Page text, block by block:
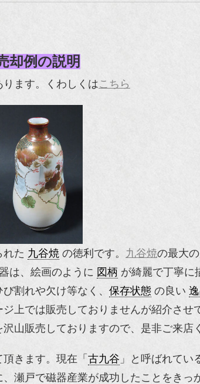
却例の説明
ります。くわしくはこちら
れた 九谷焼 の徳利です。 九谷焼の最大
は、絵画のように 図柄 が綺麗で丁寧に
割れや欠け等なく、 保存状態 の良い
上では販売しておりませんが紹介させ
山販売しておりますので、是非ご来店
きます。現在「 古九谷 」と呼ばれてい
瀬戸で磁器産業が成功したことをきっ